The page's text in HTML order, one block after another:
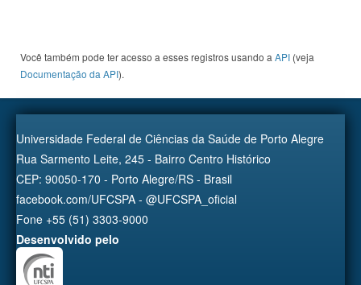
Você também pode ter acesso a esses registros usando a API (veja
Documentação da API).
Universidade Federal de Ciências da Saúde de Porto Alegre
Rua Sarmento Leite, 245 - Bairro Centro Histórico
CEP: 90050-170 - Porto Alegre/RS - Brasil
facebook.com/UFCSPA - @UFCSPA_oficial
Fone +55 (51) 3303-9000
Desenvolvido pelo